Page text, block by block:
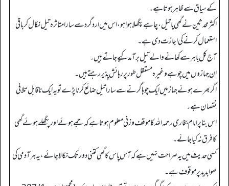
کے سیاق سے ظاہر ہوتا ہے۔
اکثر محدثین نے گھی یا تیل، چاہے پگھلا ہوا ہو، اس میں ارد گرد سے سارا متاثرہ تیل نکال کر باقی
استعمال کرنے کی اجازت دی ہے۔
آج کل باہر سے کھانے والے تیل برآمد کیے جاتے ہیں۔
ان جہازوں میں چوہے وغیرہ مستقل طور پر رہائش پذیر رہتے ہیں۔
اگر بھرے ہوئے جہاز میں ایک چوہا گرنے سے سارا تیل ضائع کرنا پڑے تو یہ ایک ناقابل تلافی
نقصان ہے۔
اس بنا پر امام بخاری رحمہ اللہ کا موقف وزنی معلوم ہوتا ہے کہ جمے ہوئے اور پگھلے ہوئے گھی
کا فرق نہ کیا جائے۔
کسی حدیث میں یہ صراحت نہیں ہے کہ آس پاس کا گھی کتنی دور تک نکالا جائے، یہ ہر آدمی کی
صوابدید پر موقوف ہے۔